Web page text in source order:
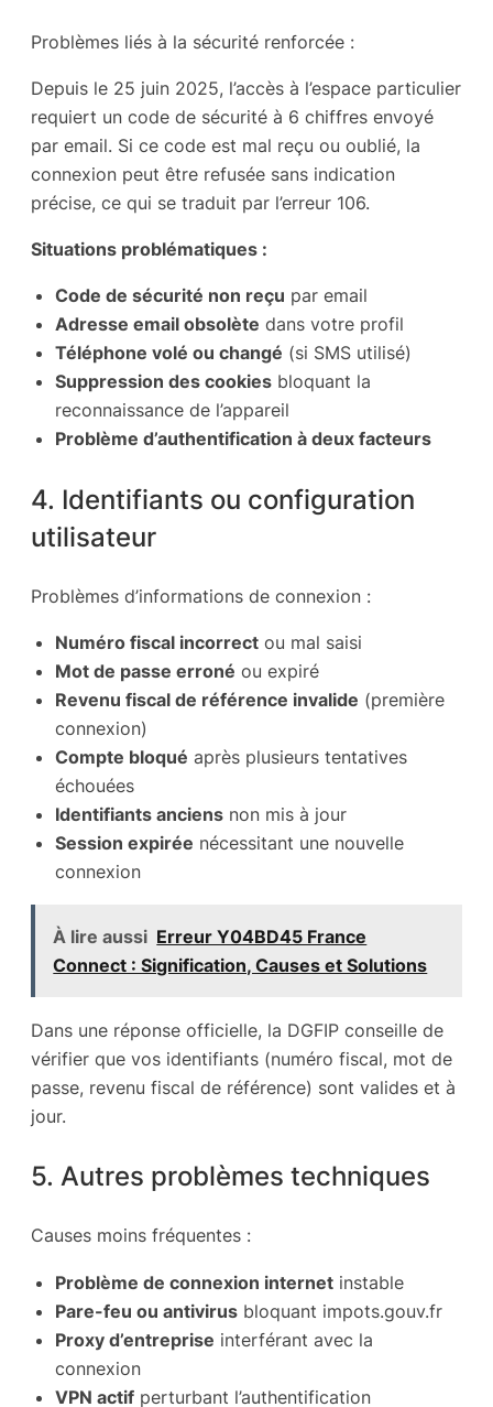
Problèmes liés à la sécurité renforcée :
Depuis le 25 juin 2025, l’accès à l’espace particulier
requiert un code de sécurité à 6 chiffres envoyé
par email. Si ce code est mal reçu ou oublié, la
connexion peut être refusée sans indication
précise, ce qui se traduit par l’erreur 106.
Situations problématiques :
Code de sécurité non reçu par email
Adresse email obsolète dans votre profil
Téléphone volé ou changé (si SMS utilisé)
Suppression des cookies bloquant la
reconnaissance de l’appareil
Problème d’authentification à deux facteurs
4. Identifiants ou configuration
utilisateur
Problèmes d’informations de connexion :
Numéro fiscal incorrect ou mal saisi
Mot de passe erroné ou expiré
Revenu fiscal de référence invalide (première
connexion)
Compte bloqué après plusieurs tentatives
échouées
Identifiants anciens non mis à jour
Session expirée nécessitant une nouvelle
connexion
À lire aussi Erreur Y04BD45 France
Connect : Signification, Causes et Solutions
Dans une réponse officielle, la DGFIP conseille de
vérifier que vos identifiants (numéro fiscal, mot de
passe, revenu fiscal de référence) sont valides et à
jour.
5. Autres problèmes techniques
Causes moins fréquentes :
Problème de connexion internet instable
Pare-feu ou antivirus bloquant impots.gouv.fr
Proxy d’entreprise interférant avec la
connexion
VPN actif perturbant l’authentification